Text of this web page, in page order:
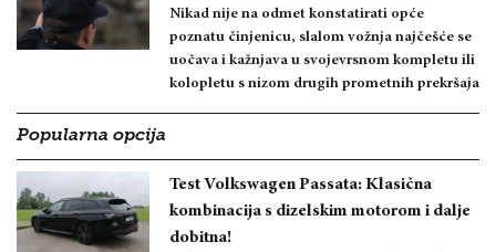
Nikad nije na odmet konstatirati opće
poznatu činjenicu, slalom vožnja najčešće se
uočava i kažnjava u svojevrsnom kompletu ili
kolopletu s nizom drugih prometnih prekršaja
Popularna opcija
Test Volkswagen Passata: Klasična
kombinacija s dizelskim motorom i dalje
dobitna!